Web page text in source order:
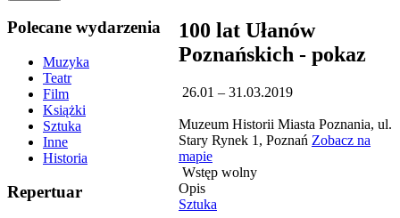
Polecane wydarzenia
Muzyka
Teatr
Film
Książki
Sztuka
Inne
Historia
Repertuar
100 lat Ułanów
Poznańskich - pokaz
26.01 – 31.03.2019
Muzeum Historii Miasta Poznania, ul.
Stary Rynek 1, Poznań Zobacz na
mapie
Wstęp wolny
Opis
Sztuka